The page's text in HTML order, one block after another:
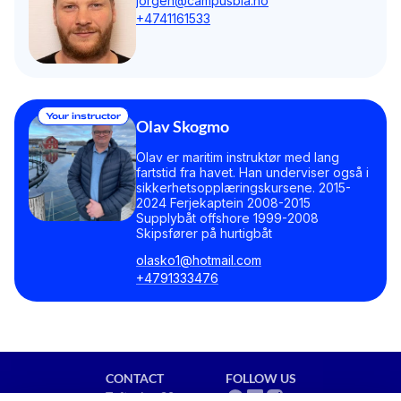
+4741161533
Your instructor
Olav Skogmo
Olav er maritim instruktør med lang
fartstid fra havet. Han underviser også i
sikkerhetsopplæringskursene. 2015-
2024 Ferjekaptein 2008-2015
Supplybåt offshore 1999-2008
Skipsfører på hurtigbåt
olasko1@hotmail.com
+4791333476
CONTACT
Toftveien 80
FOLLOW US